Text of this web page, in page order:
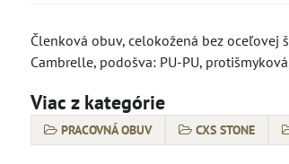
Členková obuv, celokožená bez oceľovej
Cambrelle, podošva: PU-PU,
Viac z kategórie
PRACOVNÁ OBUV CXS STONE